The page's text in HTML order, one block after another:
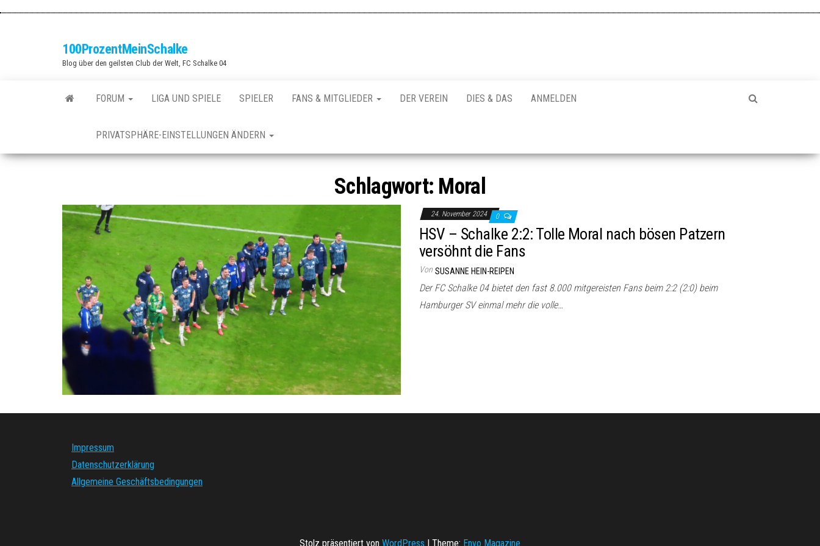
100ProzentMeinSchalke
Blog über den geilsten Club der Welt, FC Schalke 04
FORUM LIGA UND SPIELE SPIELER FANS & MITGLIEDER DER VEREIN DIES & DAS ANMELDEN
PRIVATSPHÄRE-EINSTELLUNGEN ÄNDERN
Schlagwort: Moral
24. November 2024 0
HSV – Schalke 2:2: Tolle Moral nach bösen Patzern
versöhnt die Fans
Von SUSANNE HEIN-REIPEN
Der FC Schalke 04 bietet den fast 8.000 mitgereisten Fans beim 2:2 (2:0) beim
Hamburger SV einmal mehr die volle…
Impressum
Datenschutzerklärung
Allgemeine Geschäftsbedingungen
Stolz präsentiert von WordPress Theme: Envo Magazine